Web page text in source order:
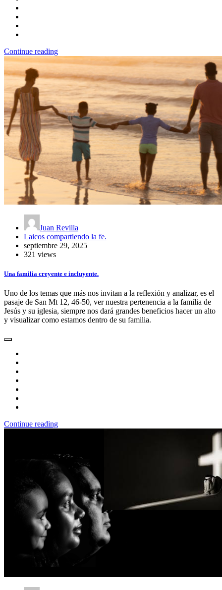
Continue reading
Juan Revilla
Laicos compartiendo la fe.
septiembre 29, 2025
321 views
Una familia creyente e incluyente.
Uno de los temas que más nos invitan a la reflexión y analizar, es el
pasaje de San Mt 12, 46-50, ver nuestra pertenencia a la familia de
Jesús y su iglesia, siempre nos dará grandes beneficios hacer un alto
y visualizar como estamos dentro de su familia.
Continue reading